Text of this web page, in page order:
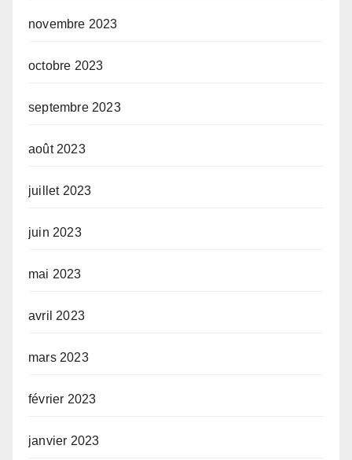
novembre 2023
octobre 2023
septembre 2023
août 2023
juillet 2023
juin 2023
mai 2023
avril 2023
mars 2023
février 2023
janvier 2023